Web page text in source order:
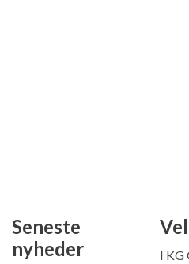
Seneste
nyheder
I KG